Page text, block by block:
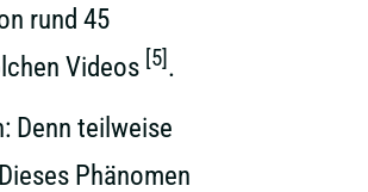
rund 45
Videos [5].
Denn teilweise
Phänomen